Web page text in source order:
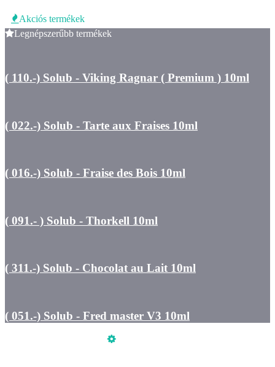
Akciós termékek
Legnépszerűbb termékek
( 110.-) Solub - Viking Ragnar ( Premium ) 10ml
( 022.-) Solub - Tarte aux Fraises 10ml
( 016.-) Solub - Fraise des Bois 10ml
( 091.- ) Solub - Thorkell 10ml
( 311.-) Solub - Chocolat au Lait 10ml
( 051.-) Solub - Fred master V3 10ml